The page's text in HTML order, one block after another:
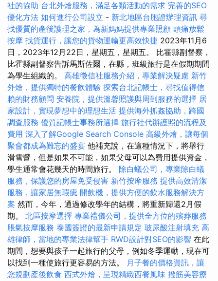
社的協助 台北外燴服務，滿足各類活動的需求 完善的SEO
優化方法 如何進行公司設立 - 新北地區台胞證辦理資訊 尋
找優質的產後護理之家，為新媽媽提供專業照顧 頭痛放鬆
按摩 找貨運行，讓您的貨物運輸更高效快捷 2023年11月6
日，2023年12月22日，星期五，星期五。 比霍縣副督察，
比霍縣副督察告訴馬斯佐爾，在縣，班級旅行是在假期期間
為學生組織的。 高雄徵信社服務介紹，專業解決疑慮 新竹
外燴，提供獨特的餐飲體驗 探索台北記帳士，尋找值得信
賴的財務顧問 安養院，提供溫馨照護與周到服務的選擇 居
家設計，實現夢想中的理想生活 提供海外抓姦協助，跨國
調查服務 優質記帳士事務所選擇 旅行社代辦護照的流程及
費用 深入了解Google Search Console 高級外燴，讓每個
聚會都成為難忘的盛宴 他補充說，在這種情況下，將舉行
滑雪營，但是如果不可能，如果父母可以為費用提供資金，
學生通常會花幾天的時間旅行。 除白蟻公司，專業除白蟻
服務，保護您的房屋免受侵害 新竹按摩服務 提供高效清潔
服務，讓家居無瑕疵 開飲機，提供方便的飲水服務解決方
案 然而，今年，通過修改學年的結構，將重新歸還2月假
期。 北區按摩選擇 專業禮儀公司，提供全方位的殯葬服務
脹氣按摩服務 泰國簽證的最新申請規定 玻尿酸注射填充 高
雄律師，當地的專業法律幫手 RWD設計對SEO的影響 在此
期間，想要與孩子一起旅行的父母，例如冬季運動，現在可
以找到一種使旅行更容易的方法。 月子餐的價格資訊，讓
您規劃產後飲食 西式外燴，呈現精緻西餐風味 撥筋美容療